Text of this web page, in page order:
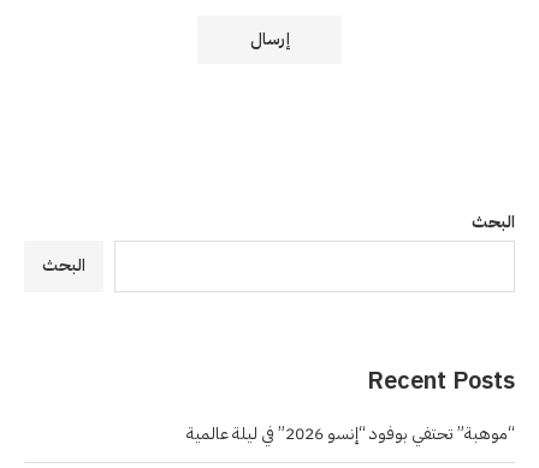
البحث
البحث
Recent Posts
“موهبة” تحتفي بوفود “إنسو 2026” في ليلة عالمية